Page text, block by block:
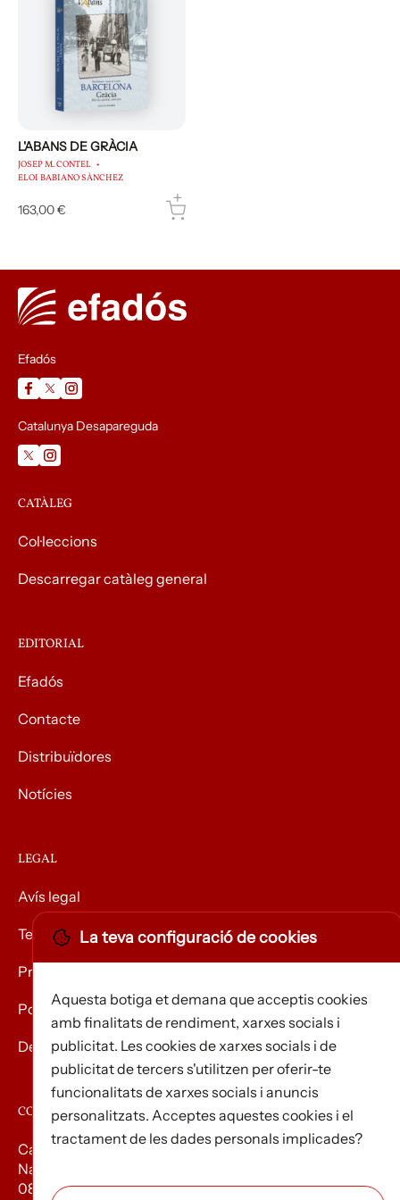
d’història (2012). Té en procés de
publicació els treballs següents: «Baldiri
Reixac, el col·legi del Park Güell» i «Ales
al cel (Marià Foyé i Ràfols, 1903-1937)».
Ha estat col·laborador a l’ Enciclopèdia
electrònic del Portal de Cultura
Camèlies . Ha fet programes de ràdio a
Ràdio Sant Boi i a Ràdio Gràcia.
L'ABANS DE GRÀCIA
JOSEP M. CONTEL
ELOI BABIANO SÀNCHEZ
163,00 €
Efadós
Catalunya Desapareguda
CATÀLEG
Col·leccions
Descarregar catàleg general
EDITORIAL
Efadós
Contacte
Distribuïdores
Notícies
LEGAL
Avís legal
Termes i condicions
Privacitat
Política de Cookies
Devolució de mercaderies
CONTACTE
Carrer d’Edison, 3
Nau A. Polígon industrial Les Torrenteres
08754 El Papiol
La teva configuració de cookies
Aquesta botiga et demana que acceptis cookies
amb finalitats de rendiment, xarxes socials i
publicitat. Les cookies de xarxes socials i de
publicitat de tercers s'utilitzen per oferir-te
funcionalitats de xarxes socials i anuncis
personalitzats. Acceptes aquestes cookies i el
tractament de les dades personals implicades?